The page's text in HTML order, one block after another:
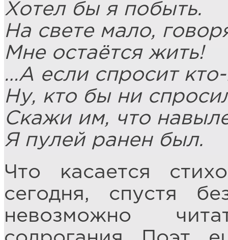
Хотел бы я побыть.
На свете мало,
Мне остаётся жить!
…А если спросит
Ну, кто бы ни
Скажи им, что
Я пулей ранен был.
Что касается
сегодня, спустя
невозможно